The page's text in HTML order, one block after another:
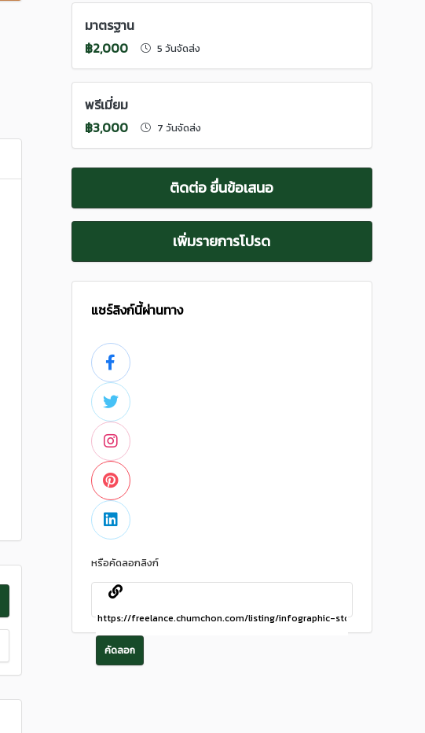
มาตรฐาน
฿2,000
5 วันจัดส่ง
พรีเมี่ยม
฿3,000
7 วันจัดส่ง
ติดต่อ ยื่นข้อเสนอ
เพิ่มรายการโปรด
แชร์ลิงก์นี้ผ่านทาง
หรือคัดลอกลิงก์
คัดลอก